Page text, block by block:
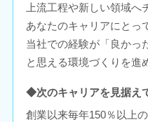
上流工程や新しい領域へ
あなたのキャリアにとっ
当社での経験が「良かっ
と思える環境づくりを進
◆次のキャリアを見据え
創業以来毎年150％以上